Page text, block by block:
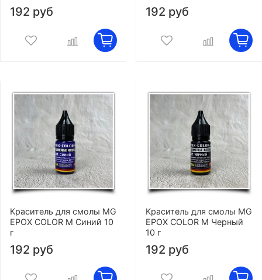
192 руб 192 руб
Краситель для смолы MG
EPOX COLOR M Синий 10
г
192 руб
Краситель для смолы MG
EPOX COLOR M Черный
10 г
192 руб